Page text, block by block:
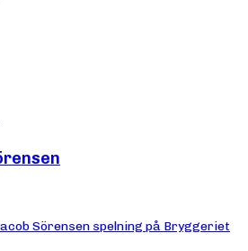
Sörensen spelning på Bryggeriet